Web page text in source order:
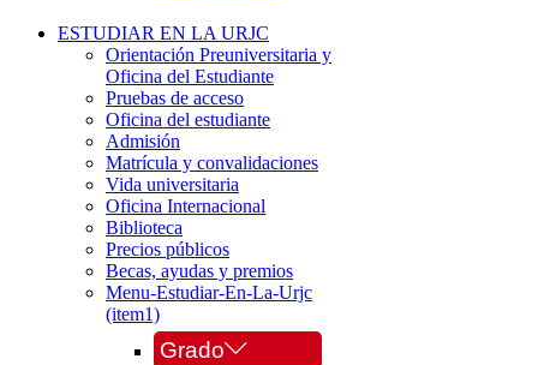
ESTUDIAR EN LA URJC
Orientación Preuniversitaria y
Oficina del Estudiante
Pruebas de acceso
Oficina del estudiante
Admisión
Matrícula y convalidaciones
Vida universitaria
Oficina Internacional
Biblioteca
Precios públicos
Becas, ayudas y premios
Menu-Estudiar-En-La-Urjc
(item1)
Grado